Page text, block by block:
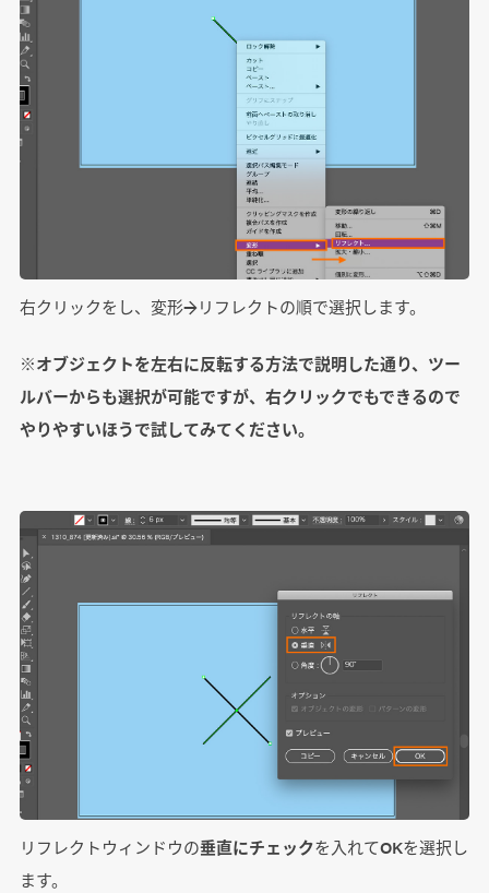
右クリックをし、変形→リフレクトの順で選択します。
※オブジェクトを左右に反転する方法で説明した通り、ツー
ルバーからも選択が可能ですが、右クリックでもできるので
やりやすいほうで試してみてください。
リフレクトウィンドウの垂直にチェックを入れてOKを選択し
ます。